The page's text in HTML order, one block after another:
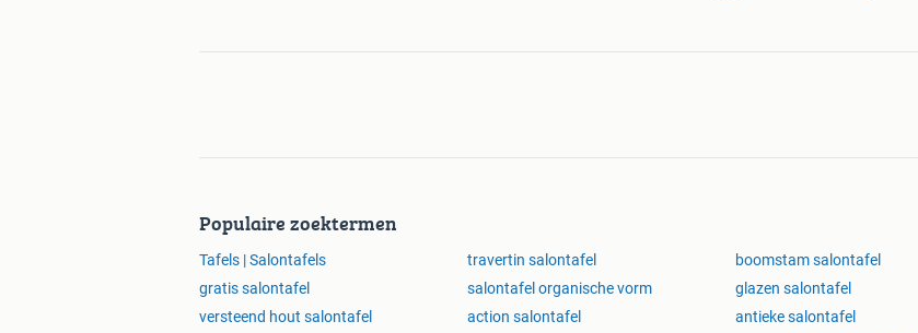
Populaire zoektermen
Tafels | Salontafels travertin salontafel boomstam salontafel
gratis salontafel
salontafel organische vorm glazen salontafel
versteend hout salontafel
action salontafel antieke salontafel